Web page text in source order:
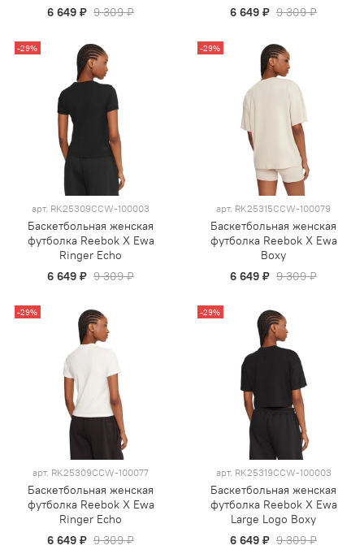
6 649 ₽ 9 309 ₽
6 649 ₽ 9 309 ₽
-29%
арт. RK25309CCW-100003
Баскетбольная женская
футболка Reebok X Ewa
Ringer Echo
6 649 ₽ 9 309 ₽
-29%
арт. RK25315CCW-100079
Баскетбольная женская
футболка Reebok X Ewa
Boxy
6 649 ₽ 9 309 ₽
-29%
арт. RK25309CCW-100077
Баскетбольная женская
футболка Reebok X Ewa
Ringer Echo
6 649 ₽ 9 309 ₽
-29%
арт. RK25319CCW-100003
Баскетбольная женская
футболка Reebok X Ewa
Large Logo Boxy
6 649 ₽ 9 309 ₽